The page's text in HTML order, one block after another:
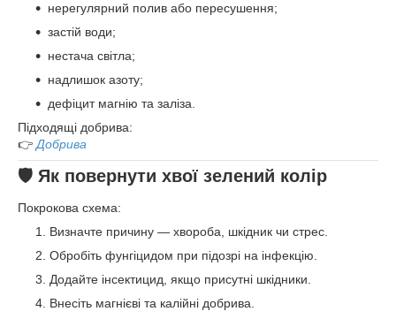
нерегулярний полив або пересушення;
застій води;
нестача світла;
надлишок азоту;
дефіцит магнію та заліза.
Підходящі добрива:
👉Добрива
🛡 Як повернути хвої зелений колір
Покрокова схема:
Визначте причину — хвороба, шкідник чи стрес.
Обробіть фунгіцидом при підозрі на інфекцію.
Додайте інсектицид, якщо присутні шкідники.
Внесіть магнієві та калійні добрива.